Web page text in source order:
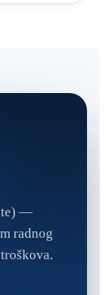
—
radnog